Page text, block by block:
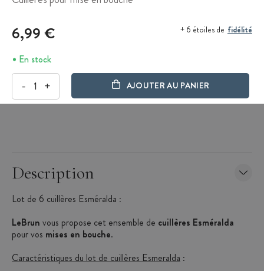
6,99 € + 6 étoiles de fidélité
En stock
- + AJOUTER AU PANIER
Description
Lot de 6 cuillères Esméralda :
LeBrun vous propose cet ensemble de cuillères Esméralda
pour vos mises en bouche.
Caractéristiques du lot de cuillères Esmeralda :